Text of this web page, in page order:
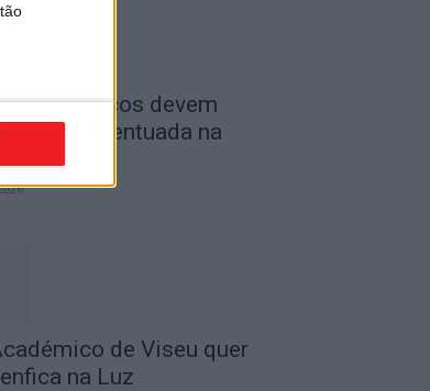
Preços devem
forma acentuada na
de Viseu quer
na Luz